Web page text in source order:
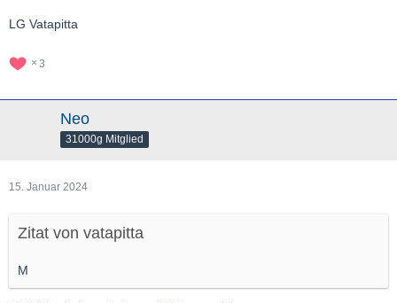
LG Vatapitta
3
Neo
31000g Mitglied
15. Januar 2024
Zitat von vatapitta
M